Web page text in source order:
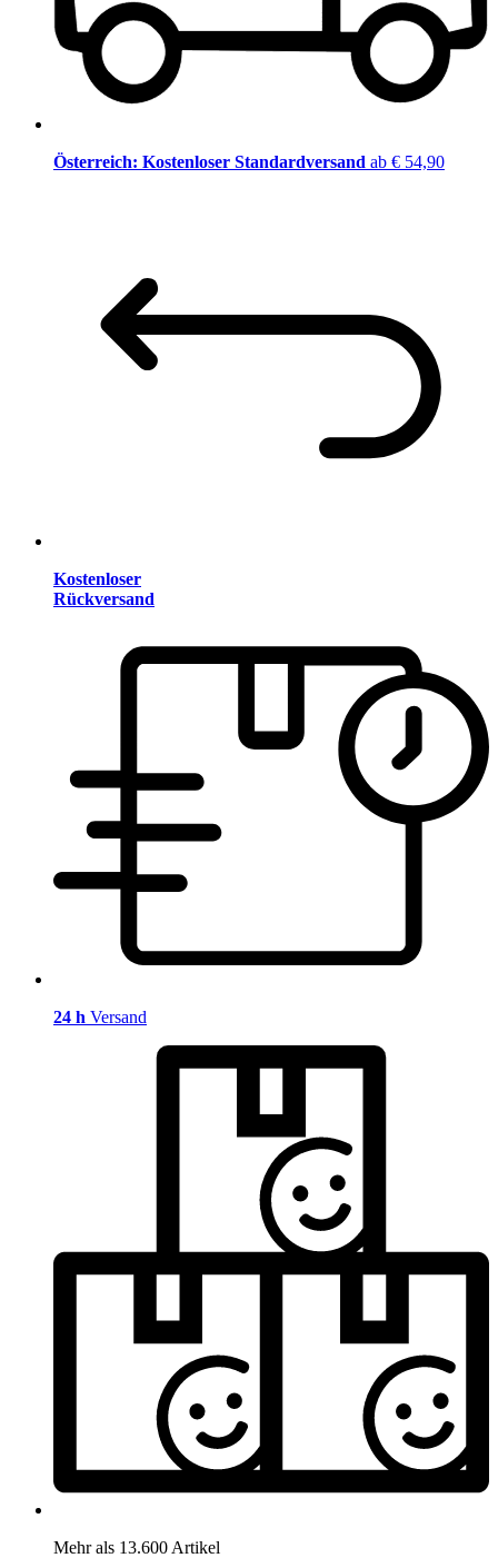
Österreich: Kostenloser Standardversand ab € 54,90
Kostenloser
Rückversand
24 h Versand
Mehr als 13.600 Artikel